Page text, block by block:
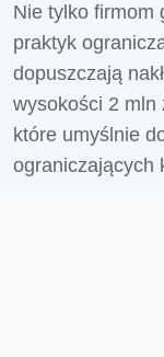
Nie tylko firmom
praktyk
dopuszczają
wysokości 2 mln
które umyślnie
ograniczających